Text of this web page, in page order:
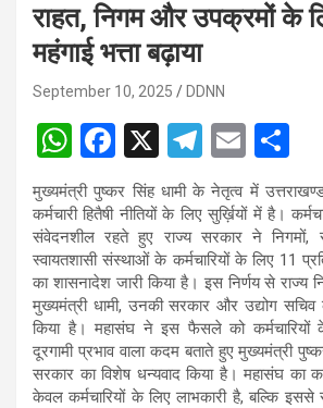
राहत, निगम और उपक्रमों के
महंगाई भत्ता बढ़ाया
September 10, 2025 DDNN
W
h
at
s
A
p
p
F
a
ce
b
o
o
k
X
T
el
e
gr
a
m
E
m
ail
h
ar
e
मुख्यमंत्री पुष्कर सिंह धामी के नेतृत्व में
कर्मचारी हितैषी नीतियों के लिए सुर्ख़ियों में है।
संवेदनशील रहते हुए राज्य सरकार ने निगमों,
स्वायतशासी संस्थाओं के कर्मचारियों के लिए 11
का शासनादेश जारी किया है। इस निर्णय से राज्य
मुख्यमंत्री धामी, उनकी सरकार और उद्योग सचिव
किया है। महासंघ ने इस फैसले को कर्मचारियों
दूरगामी प्रभाव वाला कदम बताते हुए मुख्यमंत्री
सरकार का विशेष धन्यवाद किया है। महासंघ का
केवल कर्मचारियों के लिए लाभकारी है, बल्कि इससे